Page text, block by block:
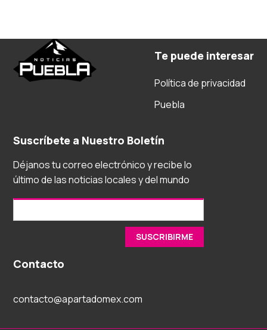
Te puede interesar
Política de privacidad
Puebla
Suscríbete a Nuestro Boletín
Déjanos tu correo electrónico y recibe lo
último de las noticias locales y del mundo
Contacto
contacto@apartadomex.com